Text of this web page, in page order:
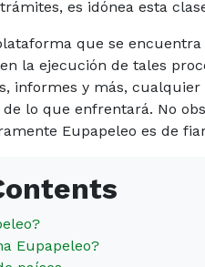
es idónea esta
que se
la ejecución de tales
informes y más,
lo que enfrentará. No
Eupapeleo es de
Eupapeleo?